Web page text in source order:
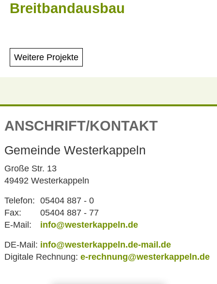
Breitbandausbau
Weitere Projekte
ANSCHRIFT/KONTAKT
Gemeinde Westerkappeln
Große Str. 13
49492 Westerkappeln
Telefon: 05404 887 - 0
Fax:
05404 887 - 77
E-Mail:
info@westerkappeln.de
DE-Mail: info@westerkappeln.de-mail.de
Digitale Rechnung: e-rechnung@westerkappeln.de